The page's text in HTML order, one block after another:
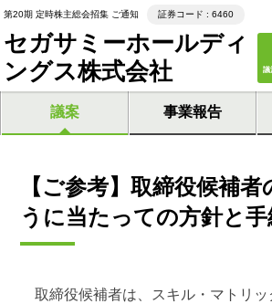
第20期 定時株主総会招集 ご通知 証券コード : 6460
セガサミーホールディ
ングス株式会社
議
議案 事業報告
【ご参考】取締役候補
うに当たっての方針と
取締役候補者は、スキル・マトリッ